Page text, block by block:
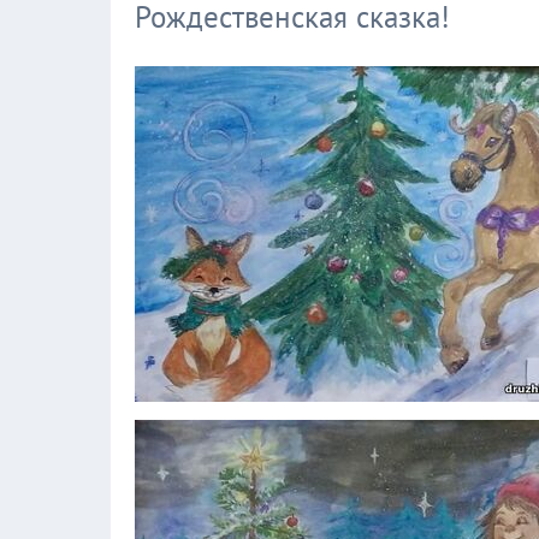
Рождественская сказка!